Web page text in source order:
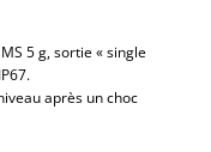
5 g, sortie « single
après un choc